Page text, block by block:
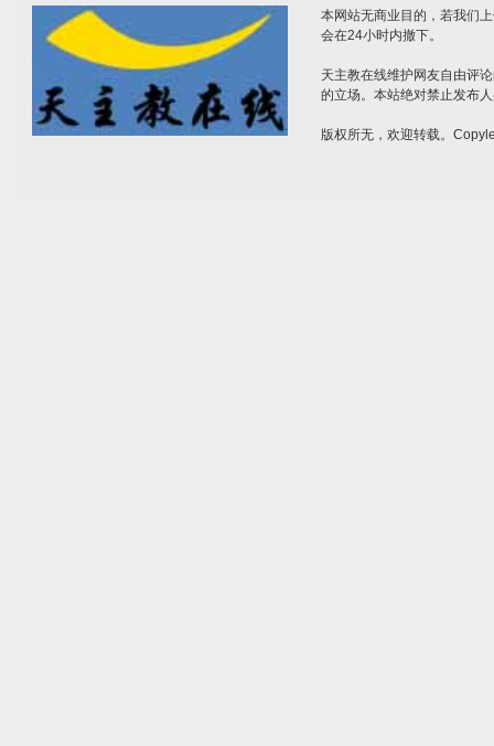
本网站无商业目的，若我们
会在24小时内撤下。
天主教在线维护网友自由评
的立场。本站绝对禁止发布
版权所无，欢迎转载。